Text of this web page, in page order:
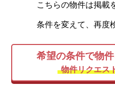
こちらの物件は掲載
条件を変えて、再度
希望の条件で物
物件リクエス